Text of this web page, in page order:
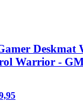
Warrior -